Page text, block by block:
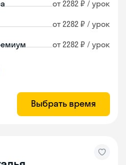
от 2282 ₽ / урок
от 2282 ₽ / урок
от 2282 ₽ / урок
Выбрать время